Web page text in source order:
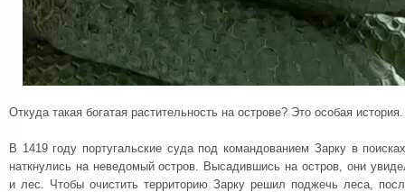
Откуда такая богатая растительность на острове? Это особая история.
В 1419 году португальские суда под командованием Зарку в
наткнулись на неведомый остров. Высадившись на остров, они
и лес. Чтобы очистить территорию Зарку решил поджечь леса,